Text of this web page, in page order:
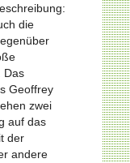
die
Das
Geoffrey
zwei
auf das
der
andere